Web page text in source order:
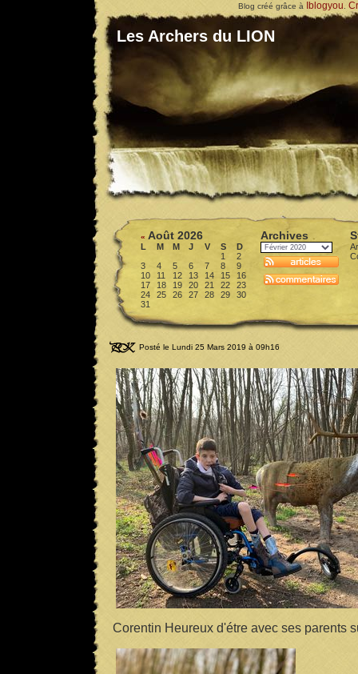
Blog créé grâce à Iblogyou
Les Archers du LION
« Août 2026
L M M J V S
D
1
2
3
4 5 6 7 8
9
10
11 12 13 14 15
16
17
18 19 20 21 22
23
24
25 26 27 28 29
30
31
Archives
Posté le Lundi 25 Mars 2019 à 09h16
Corentin Heureux d'étre avec ses parents